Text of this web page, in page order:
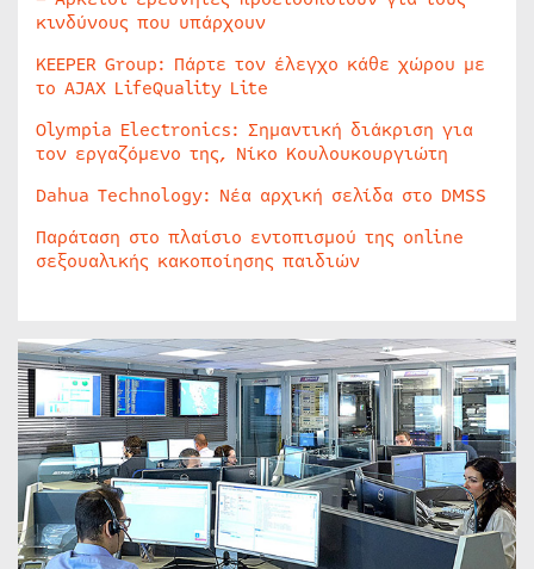
κινδύνους που υπάρχουν
KEEPER Group: Πάρτε τον έλεγχο κάθε χώρου με
το AJAX LifeQuality Lite
Olympia Electronics: Σημαντική διάκριση για
τον εργαζόμενο της, Νίκο Κουλουκουργιώτη
Dahua Technology: Νέα αρχική σελίδα στο DMSS
Παράταση στο πλαίσιο εντοπισμού της online
σεξουαλικής κακοποίησης παιδιών